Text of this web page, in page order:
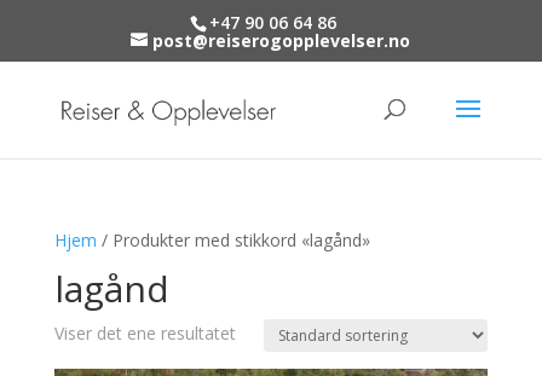
+47 90 06 64 86
post@reiserogopplevelser.no
Hjem / Produkter med stikkord «lagånd»
lagånd
Viser det ene resultatet